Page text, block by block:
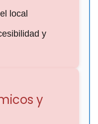
local
y
y